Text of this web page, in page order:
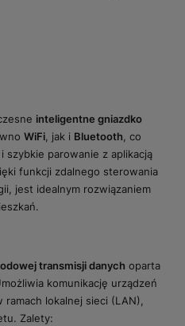
inteligentne gniazdko
WiFi , jak i Bluetooth , co
szybkie parowanie z aplikacją
funkcji zdalnego sterowania
jest idealnym rozwiązaniem
transmisji danych oparta
komunikację urządzeń
lokalnej sieci (LAN),
Zalety: